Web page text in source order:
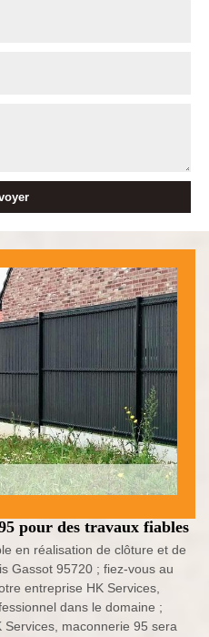
pour des travaux fiables
en réalisation de clôture et de
Gassot 95720 ; fiez-vous au
entreprise HK Services,
dans le domaine ;
maconnerie 95 sera